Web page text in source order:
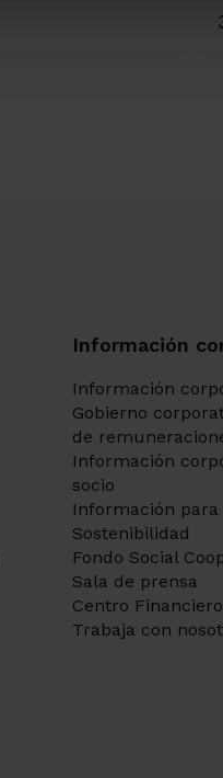
Información
Información
Gobierno
de
Información
socio
Información para
Sostenibilidad
Fondo Social
Sala de prensa
Centro
Trabaja con